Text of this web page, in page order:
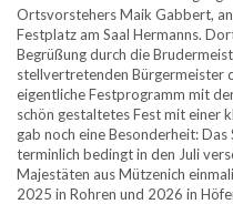
Ortsvorstehers Maik Gabbert,
Festplatz am Saal Hermanns.
Begrüßung durch die
stellvertretenden Bürgermeister
eigentliche Festprogramm mit
schön gestaltetes Fest mit einer
gab noch eine Besonderheit:
terminlich bedingt in den Juli
Majestäten aus Mützenich
2025 in Rohren und 2026 in